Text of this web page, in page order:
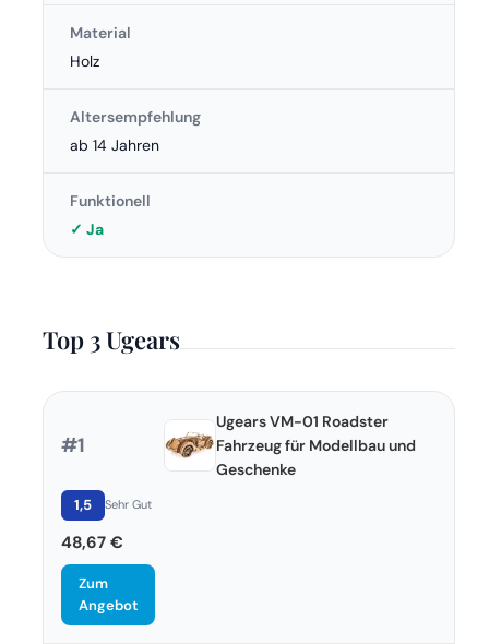
Material
Holz
Altersempfehlung
ab 14 Jahren
Funktionell
✓ Ja
Top 3 Ugears
#1
Ugears VM-01 Roadster
Fahrzeug für Modellbau und
Geschenke
1,5 Sehr Gut
48,67 €
Zum
Angebot